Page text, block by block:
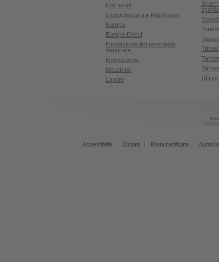
Enti locali
Espropriazioni e Patrimonio
Europa
Europe Direct
Formazione del personale
regionale
Innovazione
Istruzione
Lavoro
Sport
Accessibilità Contatti Posta certificata Aiutaci